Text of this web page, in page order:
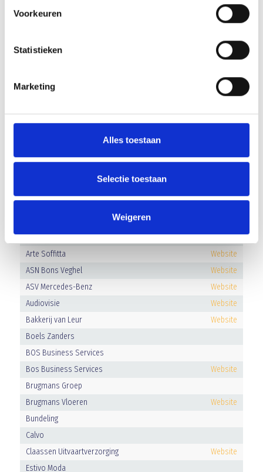
Voorkeuren
Statistieken
Marketing
Alles toestaan
Selectie toestaan
Weigeren
Website
Website
Website
Van der Linden organic solutions
Website
Van Mensvoort Veghel
Website
Welder
Website
BUSINESS CLUB A-LEDEN
A.J. van der Linden
Website
Arte Soffitta
Website
ASN Bons Veghel
Website
ASV Mercedes-Benz
Website
Audiovisie
Website
Bakkerij van Leur
Website
Boels Zanders
BOS Business Services
Bos Business Services
Website
Brugmans Groep
Brugmans Vloeren
Website
Bundeling
Calvo
Claassen Uitvaartverzorging
Website
Estivo Moda